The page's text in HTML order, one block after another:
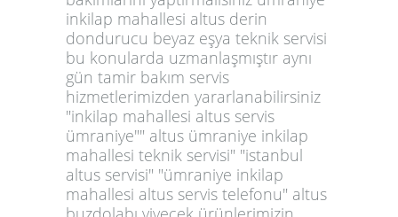
inkilap mahallesi altus derin
dondurucu beyaz eşya teknik servisi
bu konularda uzmanlaşmıştır aynı
gün tamir bakım servis
hizmetlerimizden yararlanabilirsiniz
"inkilap mahallesi altus servis
ümraniye"" altus ümraniye inkilap
mahallesi teknik servisi" "istanbul
altus servisi" "ümraniye inkilap
mahallesi altus servis telefonu" altus